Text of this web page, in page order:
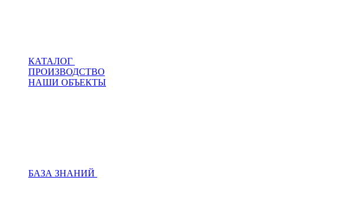
КАТАЛОГ
ПРОИЗВОДСТВО
НАШИ ОБЪЕКТЫ
БАЗА ЗНАНИЙ